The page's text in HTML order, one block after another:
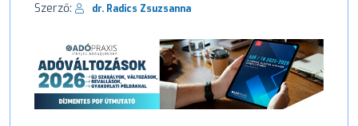
Szerző: dr. Radics Zsuzsanna